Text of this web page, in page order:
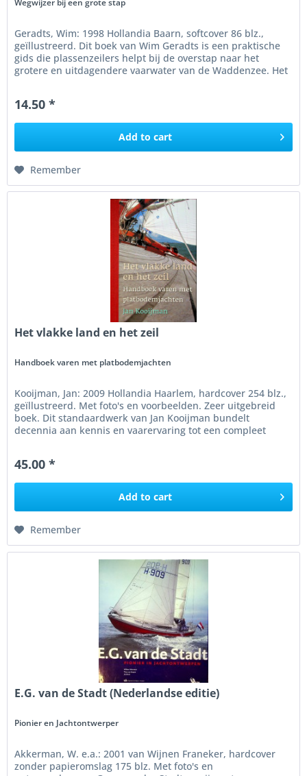
Geradts, Wim: 1998 Hollandia Baarn, softcover 86 blz.,
geïllustreerd. Dit boek van Wim Geradts is een praktische
gids die plassenzeilers helpt bij de overstap naar het
grotere en uitdagendere vaarwater van de Waddenzee. Het
14.50 *
Add to cart
Remember
Het vlakke land en het zeil
Handboek varen met platbodemjachten
Kooijman, Jan: 2009 Hollandia Haarlem, hardcover 254 blz.,
geïllustreerd. Met foto's en voorbeelden. Zeer uitgebreid
boek. Dit standaardwerk van Jan Kooijman bundelt
decennia aan kennis en vaarervaring tot een compleet
45.00 *
Add to cart
Remember
E.G. van de Stadt (Nederlandse editie)
Pionier en Jachtontwerper
Akkerman, W. e.a.: 2001 van Wijnen Franeker, hardcover
zonder papieromslag 175 blz. Met foto's en